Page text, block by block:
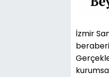
İzmir